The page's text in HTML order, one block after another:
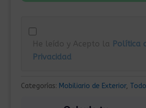
Cojines
Ratán
Negro
He leído y Acepto la Política
Privacidad
Categorías: Mobiliario de Exterior,